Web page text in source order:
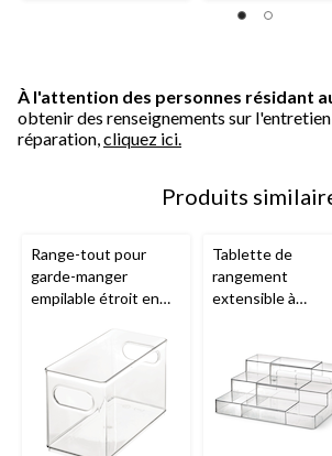
À l'attention des personnes résidant
obtenir des renseignements sur
réparation,cliquez ici.
Produits
Range-tout pour
garde-manger
empilable étroit en
The Home Editx
iDESIGN
Tablette de
rangement
extensible à
transparent